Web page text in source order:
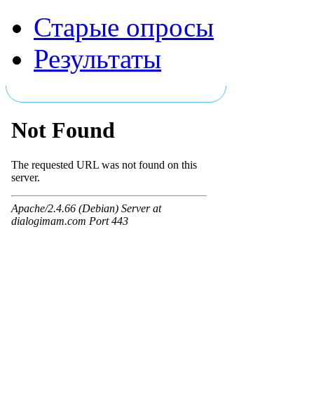
Старые опросы
Результаты